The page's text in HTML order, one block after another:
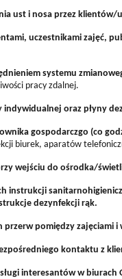
ust i nosa przez
uczestnikami zajęć,
systemu
pracy zdalnej.
oraz płyny
gospodarczgo (co
biurek, aparatów
wejściu do ośrodka/
instrukcji
dezynfekcji rąk.
przerw pomiędzy zajęciami
kontaktu z
interesantów w biurach